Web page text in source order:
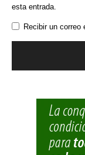
esta entrada.
Recibir un correo